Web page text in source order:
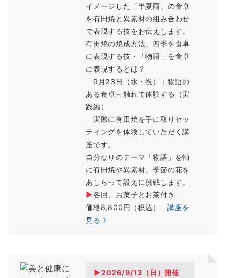
イメージした「半夏雨」の食卓
を有田焼と異素材の組み合わせ
で表現する技をお伝えします。
有田焼の焼成方法、四季を食卓
に表現する技・「物語」を食卓
に表現するとは？
9月23日（水・祝）：物語の
ある食卓～触れて体験する（実
践編）
実際に有田焼を手に取りセッ
ティングを体験していただく講
座です。
自分なりのテーマ「物語」を軸
に有田焼や異素材、季節の花を
あしらって設えに挑戦します。
▶各回、お菓子とお茶付き
価格8,800円（税込）講座を
見る 》
▶2026/9/13（ 日 ）開催